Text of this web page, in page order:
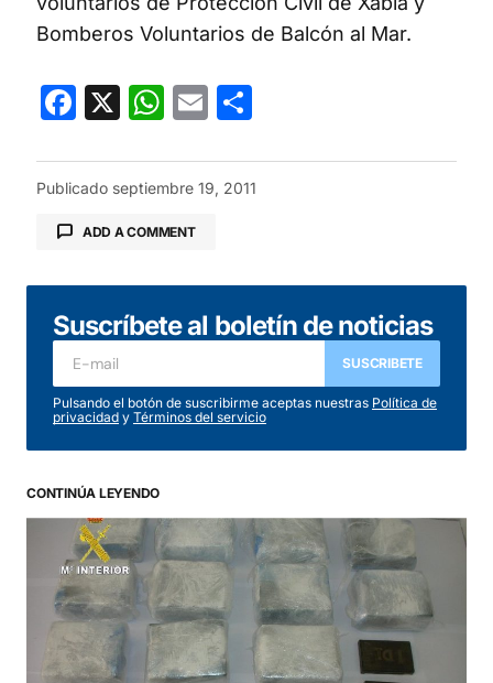
Bomberos Voluntarios de Balcón al Mar.
Facebook
X WhatsApp
Email
Publicado septiembre 19, 2011
ADD A COMMENT
Tu dirección de correo electrónico no será
publicada. Los campos obligatorios están
marcados con
Comentario*
Your Name*
Your E-mail*
Suscríbete al boletín de noticias
SUSCRIBETE
Pulsando el botón de suscribirme aceptas nuestras Política de
privacidad y Términos del servicio
CONTINÚA LEYENDO